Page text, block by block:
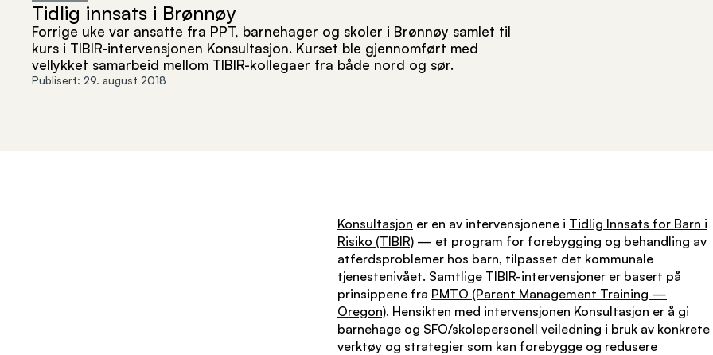
Tidlig innsats i Brønnøy
Forrige uke var ansatte fra PPT, barnehager og skoler i Brønnøy samlet til
kurs i TIBIR-intervensjonen Konsultasjon. Kurset ble gjennomført med
vellykket samarbeid mellom TIBIR-kollegaer fra både nord og sør.
Publisert: 29. august 2018
Konsultasjon er en av intervensjonene i Tidlig Innsats for Barn i
Risiko (TIBIR) — et program for forebygging og behandling av
atferdsproblemer hos barn, tilpasset det kommunale
tjenestenivået. Samtlige TIBIR-intervensjoner er basert på
prinsippene fra PMTO (Parent Management Training —
Oregon). Hensikten med intervensjonen Konsultasjon er å gi
barnehage og SFO/skolepersonell veiledning i bruk av konkrete
verktøy og strategier som kan forebygge og redusere